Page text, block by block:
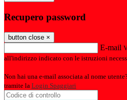
Recupero password
button close ×
E-mail
all'indirizzo indicato con le istruzioni
Non hai una e-mail associata al nome
tramite la Login Spaggiari